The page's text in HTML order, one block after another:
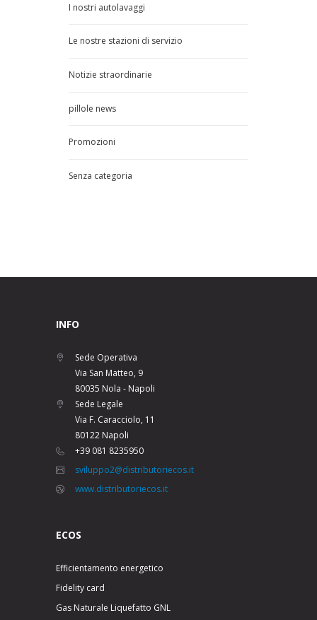
I nostri autolavaggi
Le nostre stazioni di servizio
Notizie straordinarie
pillole news
Promozioni
Senza categoria
INFO
Sede Operativa
Via San Matteo, 9
80035 Nola - Napoli
Sede Legale
Via F. Caracciolo, 11
80122 Napoli
+39 081 8235950
sviluppo2@distributoriecos.it
www.distributoriecos.it
ECOS
Efficientamento energetico
Fidelity card
Gas Naturale Liquefatto GNL